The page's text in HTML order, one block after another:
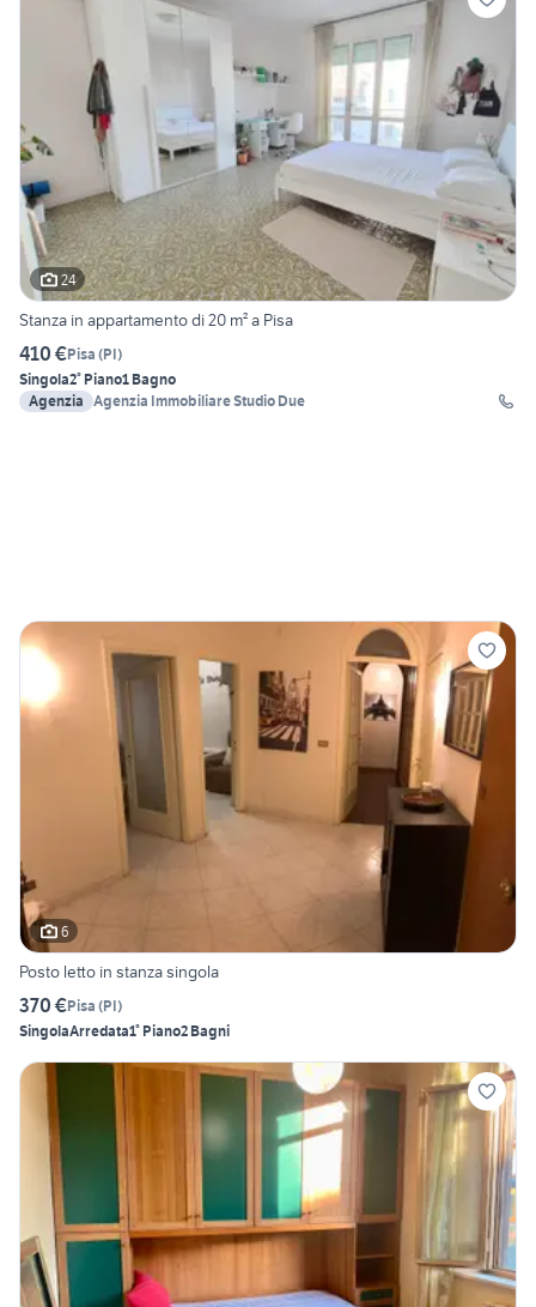
24
Stanza in appartamento di 20 m² a Pisa
410 €Pisa (PI)
Singola2° Piano1 Bagno
Agenzia Agenzia Immobiliare Studio Due
6
Posto letto in stanza singola
370 €Pisa (PI)
SingolaArredata1° Piano2 Bagni